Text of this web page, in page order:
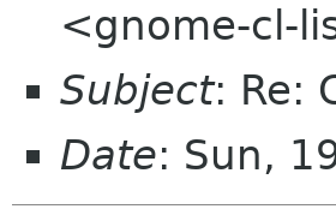
<gnome-cl-
Subject: Re:
Date: Sun,